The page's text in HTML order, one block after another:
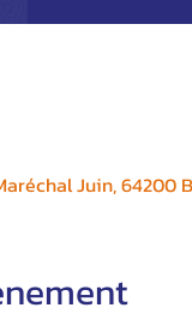
Juin, 64200